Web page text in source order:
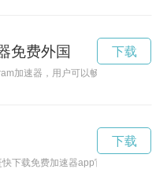
免费外国
加速器，用户可以畅享高速网络，
下载
下载免费加速器app官网，让你畅快
下载